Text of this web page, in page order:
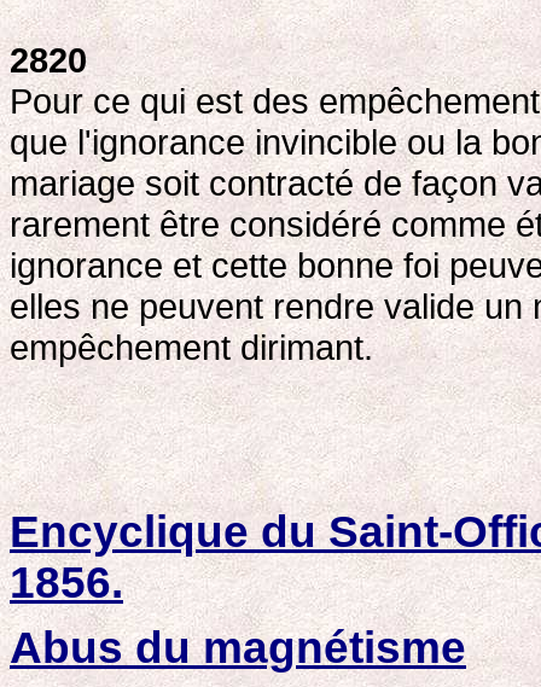
2820
Pour ce qui est des
que l'ignorance invincible ou la
mariage soit contracté de façon
rarement être considéré comme
ignorance et cette bonne foi
elles ne peuvent rendre valide
empêchement dirimant.
Encyclique du Saint-
1856.
Abus du magnétisme